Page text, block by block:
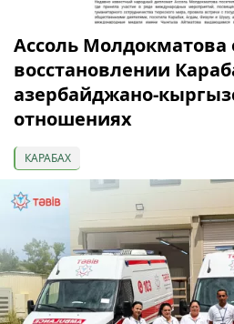
Ассоль Молдокматова
восстановлении
азербайджано-
отношениях
КАРАБАХ